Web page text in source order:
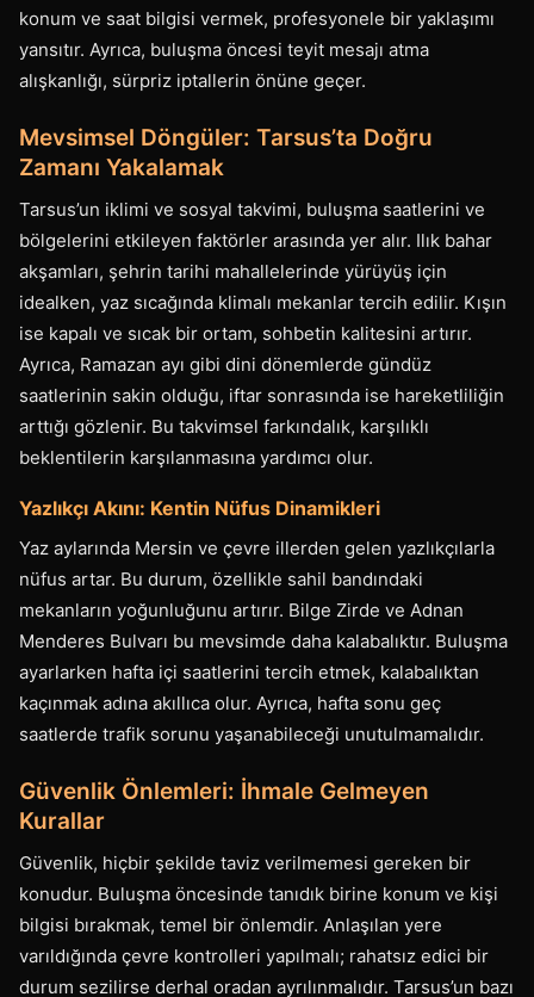
konum ve saat bilgisi vermek, profesyonele bir yaklaşımı
yansıtır. Ayrıca, buluşma öncesi teyit mesajı atma
alışkanlığı, sürpriz iptallerin önüne geçer.
Mevsimsel Döngüler: Tarsus’ta Doğru
Zamanı Yakalamak
Tarsus’un iklimi ve sosyal takvimi, buluşma saatlerini ve
bölgelerini etkileyen faktörler arasında yer alır. Ilık bahar
akşamları, şehrin tarihi mahallelerinde yürüyüş için
idealken, yaz sıcağında klimalı mekanlar tercih edilir. Kışın
ise kapalı ve sıcak bir ortam, sohbetin kalitesini artırır.
Ayrıca, Ramazan ayı gibi dini dönemlerde gündüz
saatlerinin sakin olduğu, iftar sonrasında ise hareketliliğin
arttığı gözlenir. Bu takvimsel farkındalık, karşılıklı
beklentilerin karşılanmasına yardımcı olur.
Yazlıkçı Akını: Kentin Nüfus Dinamikleri
Yaz aylarında Mersin ve çevre illerden gelen yazlıkçılarla
nüfus artar. Bu durum, özellikle sahil bandındaki
mekanların yoğunluğunu artırır. Bilge Zirde ve Adnan
Menderes Bulvarı bu mevsimde daha kalabalıktır. Buluşma
ayarlarken hafta içi saatlerini tercih etmek, kalabalıktan
kaçınmak adına akıllıca olur. Ayrıca, hafta sonu geç
saatlerde trafik sorunu yaşanabileceği unutulmamalıdır.
Güvenlik Önlemleri: İhmale Gelmeyen
Kurallar
Güvenlik, hiçbir şekilde taviz verilmemesi gereken bir
konudur. Buluşma öncesinde tanıdık birine konum ve kişi
bilgisi bırakmak, temel bir önlemdir. Anlaşılan yere
varıldığında çevre kontrolleri yapılmalı; rahatsız edici bir
durum sezilirse derhal oradan ayrılınmalıdır. Tarsus’un bazı